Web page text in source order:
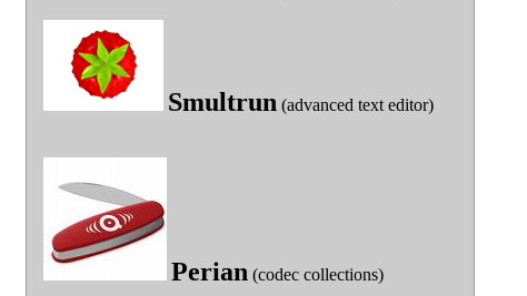
Smultrun (advanced text editor)
Perian (codec collections)